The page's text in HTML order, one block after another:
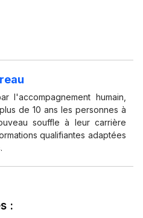
l'accompagnement humain,
de 10 ans les personnes à
souffle à leur carrière
qualifiantes adaptées
: